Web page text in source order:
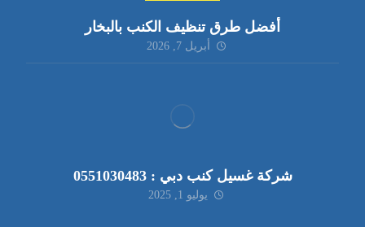
أفضل طرق تنظيف الكنب بالبخار
أبريل 7, 2026
شركة غسيل كنب دبي : 0551030483
يوليو 1, 2025